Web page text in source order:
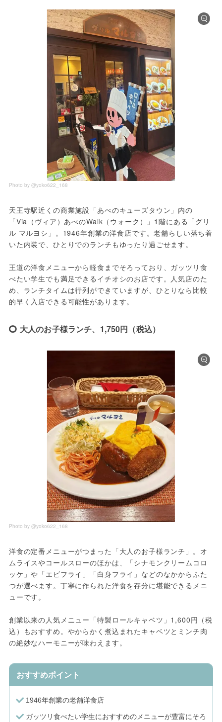
Photo by @yoko622_168
天王寺駅近くの商業施設「あべのキューズタウン」内の
「Via（ヴィア）あべのWalk（ウォーク）」1階にある「グリ
ル マルヨシ」。1946年創業の洋食店です。老舗らしい落ち着
いた内装で、ひとりでのランチもゆったり過ごせます。
王道の洋食メニューから軽食までそろっており、ガッツリ食
べたい学生でも満足できるイチオシのお店です。人気店のた
め、ランチタイムは行列ができていますが、ひとりなら比較
的早く入店できる可能性があります。
大人のお子様ランチ、1,750円（税込）
Photo by @yoko622_168
洋食の定番メニューがつまった「大人のお子様ランチ」。オ
ムライスやコールスローのほかは、「シナモンクリームコロ
ッケ」や「エビフライ」「白身フライ」などのなかからふた
つが選べます。丁寧に作られた洋食を存分に堪能できるメニ
ューです。
創業以来の人気メニュー「特製ロールキャベツ」1,600円（税
込）もおすすめ。やからかく煮込まれたキャベツとミンチ肉
の絶妙なハーモニーが味わえます。
おすすめポイント
1946年創業の老舗洋食店
ガッツリ食べたい学生におすすめのメニューが豊富にそろ